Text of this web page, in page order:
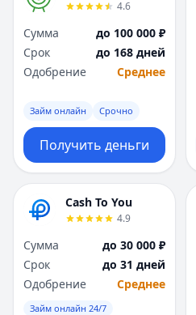
4.6
Сумма
до 100 000 ₽
Срок
до 168 дней
Одобрение
Среднее
Займ онлайн Срочно
Получить деньги
Cash To You
4.9
Сумма
до 30 000 ₽
Срок
до 31 дней
Одобрение
Среднее
Займ онлайн 24/7